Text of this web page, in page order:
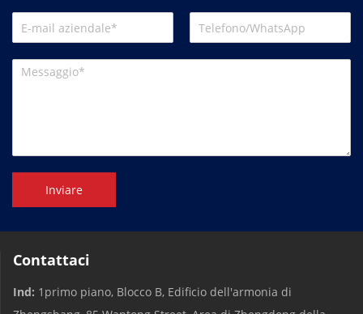
Inviare
Contattaci
Ind: 1primo piano, Blocco B, Edificio dell'armonia di